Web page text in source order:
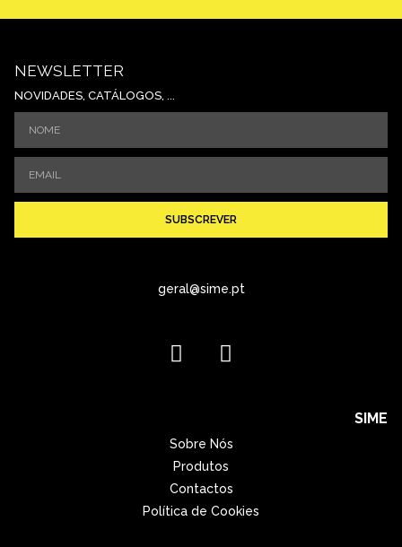
NEWSLETTER
NOVIDADES, CATÁLOGOS, ...
SUBSCREVER
geral@sime.pt
SIME
Sobre Nós
Produtos
Contactos
Política de Cookies